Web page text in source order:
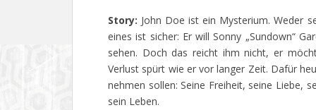
Story: John Doe ist ein Mysterium. Weder
eines ist sicher: Er will Sonny „Sundown“
sehen. Doch das reicht ihm nicht, er
Verlust spürt wie er vor langer Zeit. Dafür
nehmen sollen: Seine Freiheit, seine Liebe,
sein Leben.